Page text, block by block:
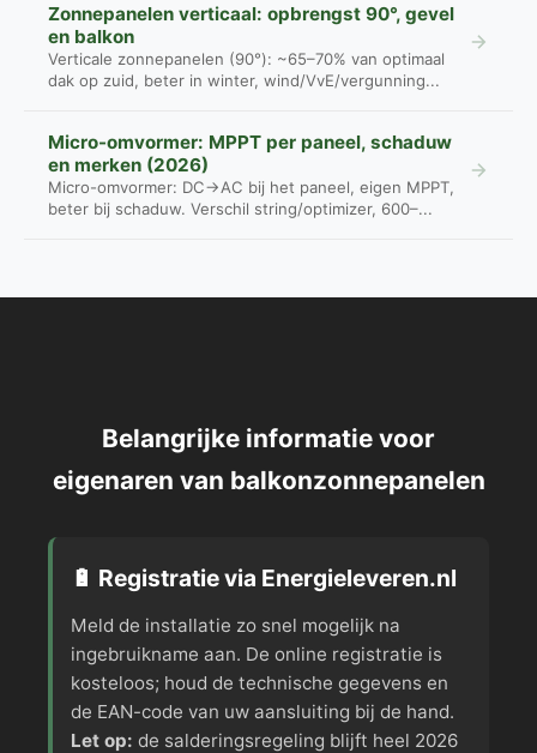
Zonnepanelen verticaal: opbrengst 90°, gevel
en balkon
Verticale zonnepanelen (90°): ~65–70% van optimaal
dak op zuid, beter in winter, wind/VvE/vergunning...
Micro-omvormer: MPPT per paneel, schaduw
en merken (2026)
Micro-omvormer: DC→AC bij het paneel, eigen MPPT,
beter bij schaduw. Verschil string/optimizer, 600–...
Belangrijke informatie voor
eigenaren van balkonzonnepanelen
🔋 Registratie via Energieleveren.nl
Meld de installatie zo snel mogelijk na
ingebruikname aan. De online registratie is
kosteloos; houd de technische gegevens en
de EAN-code van uw aansluiting bij de hand.
Let op: de salderingsregeling blijft heel 2026